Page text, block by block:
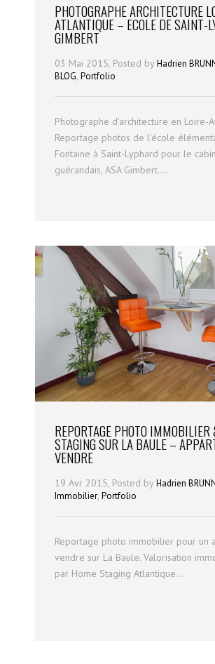
PHOTOGRAPHE ARCHITECTURE
ATLANTIQUE – ECOLE DE SAINT-
GIMBERT
03 Mai 2015, Posted by Hadrien
BLOG, Portfolio
Photographe d'architecture en Loire-
Reportage photos de l'école
Fontaine à Saint-Lyphard pour le
guérandais, ASA Gimbert....
REPORTAGE PHOTO
STAGING SUR LA BAULE –
VENDRE
19 Avr 2015, Posted by Hadrien
Immobilier, Portfolio
Reportage photo immobilier pour un
vendre sur La Baule. Valorisation
par Home Staging Atlantique...